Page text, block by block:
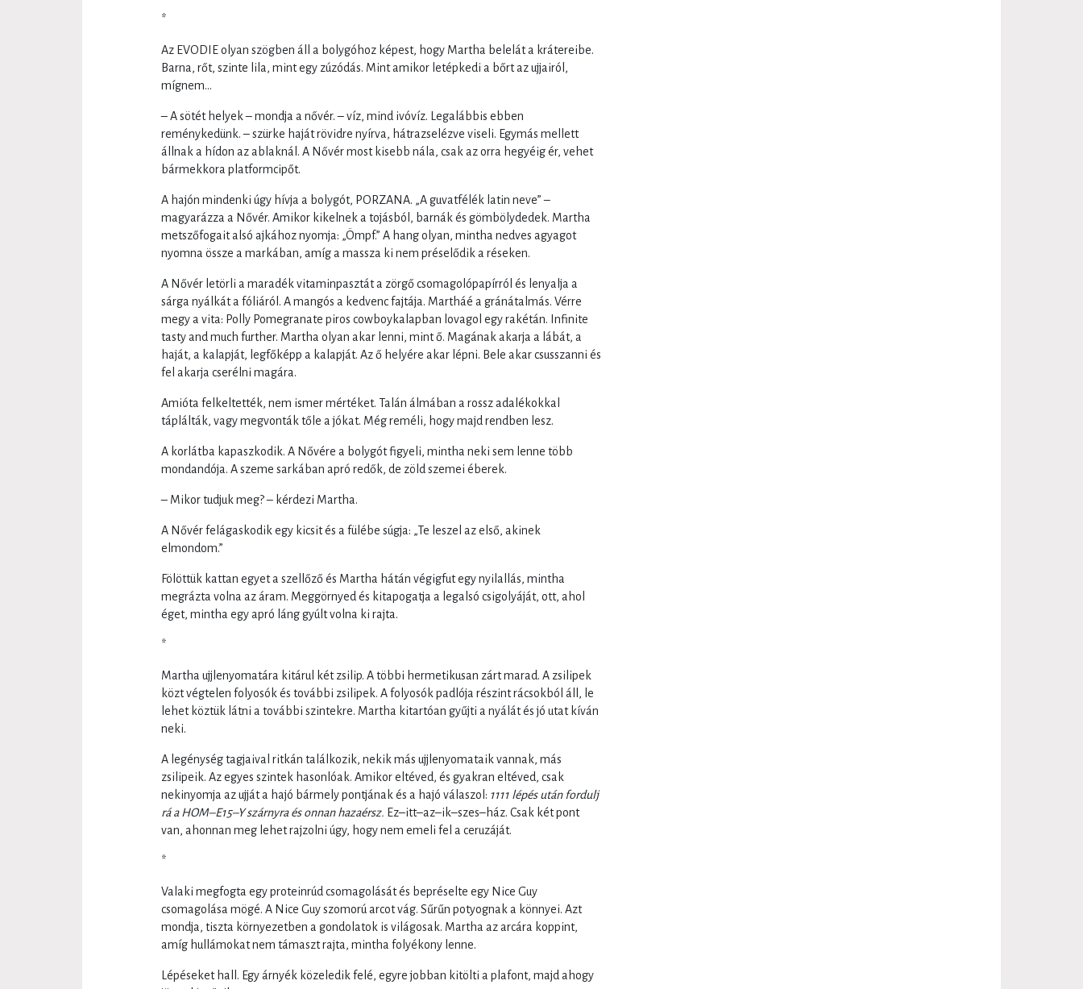
*
Az EVODIE olyan szögben áll a bolygóhoz képest, hogy Martha belelát a krátereibe.
Barna, rőt, szinte lila, mint egy zúzódás. Mint amikor letépkedi a bőrt az ujjairól,
mígnem...
– A sötét helyek – mondja a nővér. – víz, mind ivóvíz. Legalábbis ebben
reménykedünk. – szürke haját rövidre nyírva, hátrazselézve viseli. Egymás mellett
állnak a hídon az ablaknál. A Nővér most kisebb nála, csak az orra hegyéig ér, vehet
bármekkora platformcipőt.
A hajón mindenki úgy hívja a bolygót, PORZANA. „A guvatfélék latin neve” –
magyarázza a Nővér. Amikor kikelnek a tojásból, barnák és gömbölydedek. Martha
metszőfogait alsó ajkához nyomja: „Ömpf.” A hang olyan, mintha nedves agyagot
nyomna össze a markában, amíg a massza ki nem préselődik a réseken.
A Nővér letörli a maradék vitaminpasztát a zörgő csomagolópapírról és lenyalja a
sárga nyálkát a fóliáról. A mangós a kedvenc fajtája. Martháé a gránátalmás. Vérre
megy a vita: Polly Pomegranate piros cowboykalapban lovagol egy rakétán. Infinite
tasty and much further. Martha olyan akar lenni, mint ő. Magának akarja a lábát, a
haját, a kalapját, legfőképp a kalapját. Az ő helyére akar lépni. Bele akar csusszanni és
fel akarja cserélni magára.
Amióta felkeltették, nem ismer mértéket. Talán álmában a rossz adalékokkal
táplálták, vagy megvonták tőle a jókat. Még reméli, hogy majd rendben lesz.
A korlátba kapaszkodik. A Nővére a bolygót figyeli, mintha neki sem lenne több
mondandója. A szeme sarkában apró redők, de zöld szemei éberek.
– Mikor tudjuk meg? – kérdezi Martha.
A Nővér felágaskodik egy kicsit és a fülébe súgja: „Te leszel az első, akinek
elmondom.”
Fölöttük kattan egyet a szellőző és Martha hátán végigfut egy nyilallás, mintha
megrázta volna az áram. Meggörnyed és kitapogatja a legalsó csigolyáját, ott, ahol
éget, mintha egy apró láng gyúlt volna ki rajta.
*
Martha ujjlenyomatára kitárul két zsilip. A többi hermetikusan zárt marad. A zsilipek
közt végtelen folyosók és további zsilipek. A folyosók padlója részint rácsokból áll, le
lehet köztük látni a további szintekre. Martha kitartóan gyűjti a nyálát és jó utat kíván
neki.
A legénység tagjaival ritkán találkozik, nekik más ujjlenyomataik vannak, más
zsilipeik. Az egyes szintek hasonlóak. Amikor eltéved, és gyakran eltéved, csak
nekinyomja az ujját a hajó bármely pontjának és a hajó válaszol: 1111 lépés után fordulj
rá a HOM–E15–Y szárnyra és onnan hazaérsz. Ez–itt–az–ik–szes–ház. Csak két pont
van, ahonnan meg lehet rajzolni úgy, hogy nem emeli fel a ceruzáját.
*
Valaki megfogta egy proteinrúd csomagolását és bepréselte egy Nice Guy
csomagolása mögé. A Nice Guy szomorú arcot vág. Sűrűn potyognak a könnyei. Azt
mondja, tiszta környezetben a gondolatok is világosak. Martha az arcára koppint,
amíg hullámokat nem támaszt rajta, mintha folyékony lenne.
Lépéseket hall. Egy árnyék közeledik felé, egyre jobban kitölti a plafont, majd ahogy